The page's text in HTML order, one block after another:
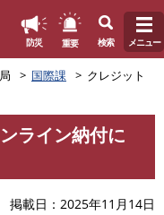
防災 重要 検索 メニュー
国際課
クレジット
ライン納付に
掲載日 2025年11月14日